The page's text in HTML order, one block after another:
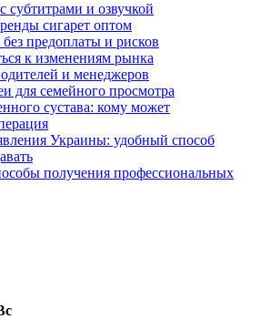
субтитрами и озвучкой
сигарет оптом
предоплаты и рисков
к изменениям рынка
и менеджеров
для семейного просмотра
сустава: кому может
Украины: удобный способ
получения профессиональных